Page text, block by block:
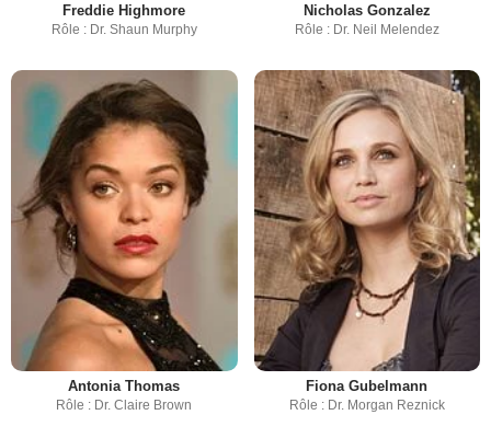
Freddie Highmore
Rôle : Dr. Shaun Murphy
Nicholas Gonzalez
Rôle : Dr. Neil Melendez
Antonia Thomas
Rôle : Dr. Claire Brown
Fiona Gubelmann
Rôle : Dr. Morgan Reznick